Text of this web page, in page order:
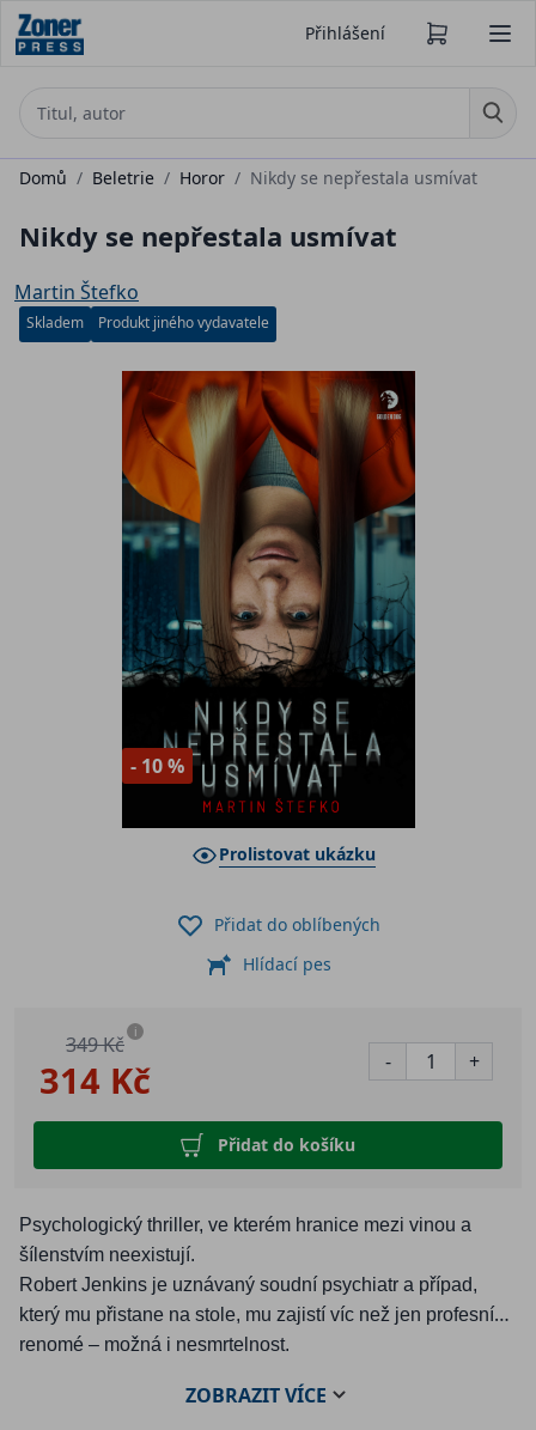
Přihlášení
Domů / Beletrie / Horor / Nikdy se nepřestala usmívat
Nikdy se nepřestala usmívat
Martin Štefko
Skladem Produkt jiného vydavatele
- 10 %
Prolistovat ukázku
314 Kč
349 Kč i
- +
Přidat do košíku
Přidat do oblíbených
Hlídací pes
Psychologický thriller, ve kterém hranice mezi vinou a
šílenstvím neexistují.
Robert Jenkins je uznávaný soudní psychiatr a případ,
který mu přistane na stole, mu zajistí víc než jen profesní
renomé – možná i nesmrtelnost.
Stačí jen poslouchat.ZOBRAZITVÍCE